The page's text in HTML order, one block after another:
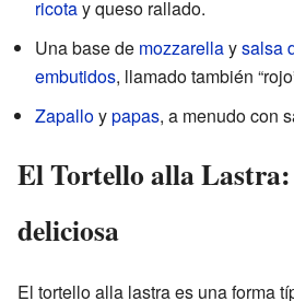
ricotay queso rallado.
Una base de mozzarellaysalsa
embutidos, llamado también
Zapalloypapas, a menudo con
El Tortello alla
deliciosa
El tortello alla lastra es una forma